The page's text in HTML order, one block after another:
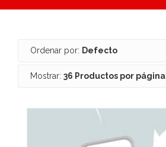
Ordenar por: Defecto
Mostrar: 36 Productos por página